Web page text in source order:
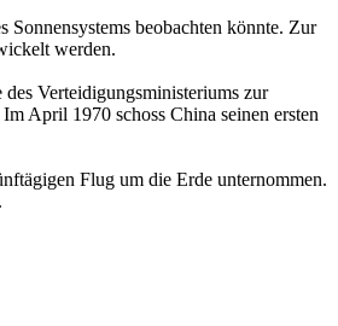
beobachten könnte. Zur
werden.
Verteidigungsministeriums zur
April 1970 schoss China seinen ersten
Flug um die Erde unternommen.